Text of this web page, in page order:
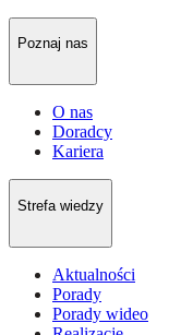
Poznaj nas
O nas
Doradcy
Kariera
Strefa wiedzy
Aktualności
Porady
Porady wideo